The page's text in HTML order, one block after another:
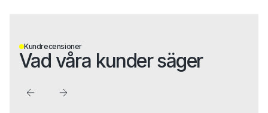
Kundrecensioner
Vad våra kunder säger